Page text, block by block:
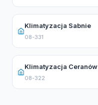
Klimatyzacja Sabnie
08-331
Klimatyzacja Ceranów
08-322